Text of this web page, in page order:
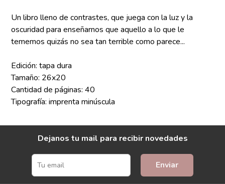
Un libro lleno de contrastes, que juega con la luz y la
oscuridad para enseñarnos que aquello a lo que le
tememos quizás no sea tan terrible como parece...
Edición: tapa dura
Tamaño: 26x20
Cantidad de páginas: 40
Tipografía: imprenta minúscula
Dejanos tu mail para recibir novedades
Enviar